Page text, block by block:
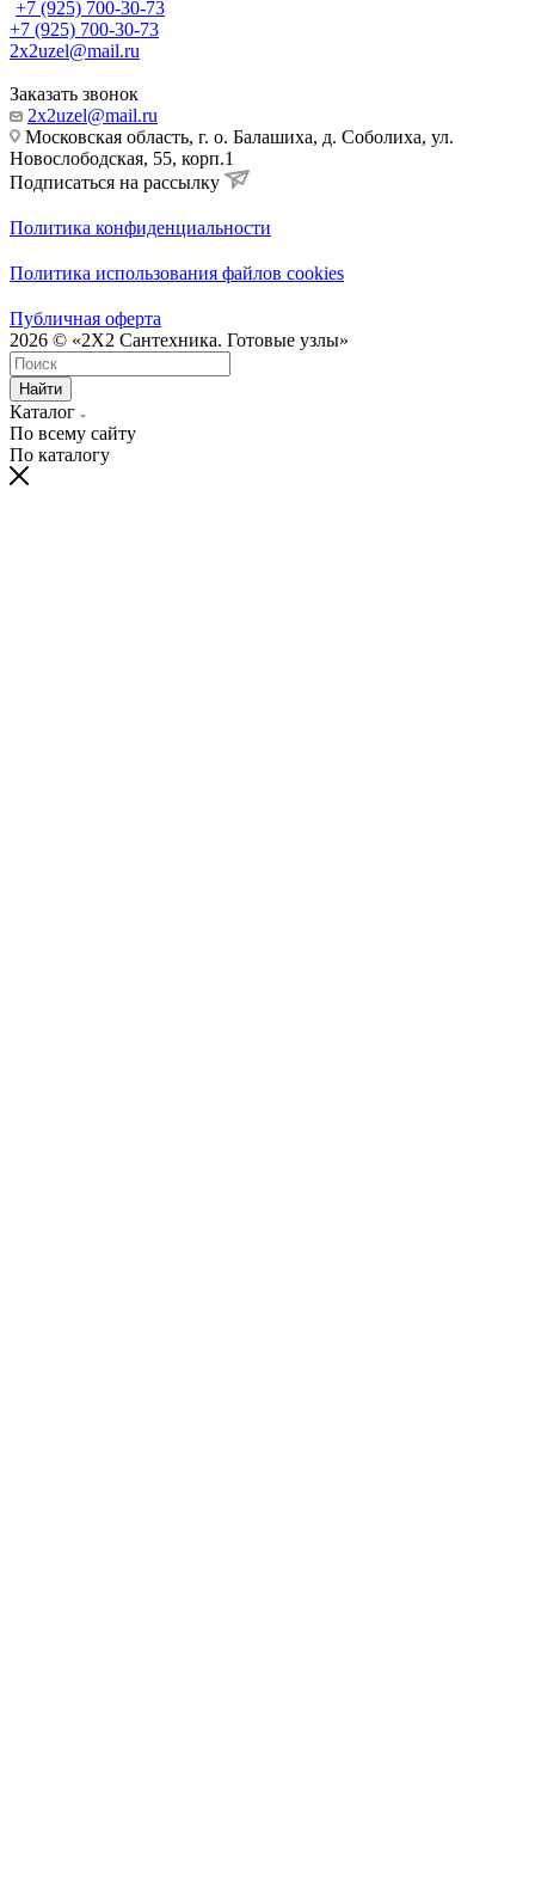
+7 (925) 700-30-73
+7 (925) 700-30-73
2x2uzel@mail.ru
Заказать звонок
2x2uzel@mail.ru
Московская область, г. о. Балашиха, д. Соболиха, ул.
Новослободская, 55, корп.1
Подписаться на рассылку
Политика конфиденциальности
Политика использования файлов cookies
Публичная оферта
2026 © «2X2 Сантехника. Готовые узлы»
Найти
Каталог
По всему сайту
По каталогу